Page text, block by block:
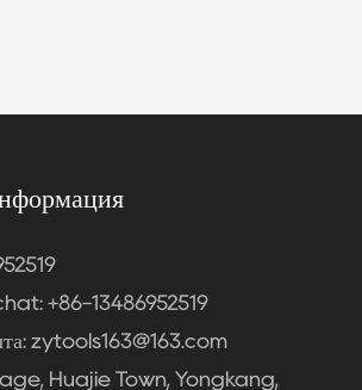
+86-13486952519
zytools163@163.com
Huajie Town, Yongkang,